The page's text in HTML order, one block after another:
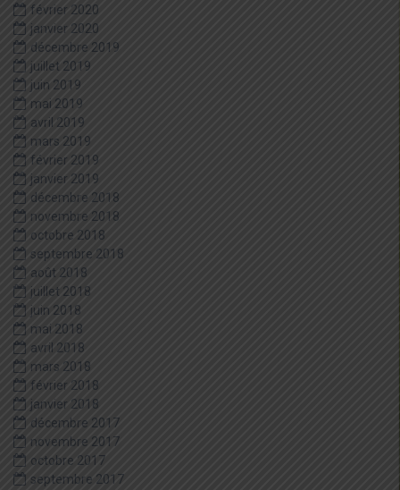
février 2020
janvier 2020
décembre 2019
juillet 2019
juin 2019
mai 2019
avril 2019
mars 2019
février 2019
janvier 2019
décembre 2018
novembre 2018
octobre 2018
septembre 2018
août 2018
juillet 2018
juin 2018
mai 2018
avril 2018
mars 2018
février 2018
janvier 2018
décembre 2017
novembre 2017
octobre 2017
septembre 2017